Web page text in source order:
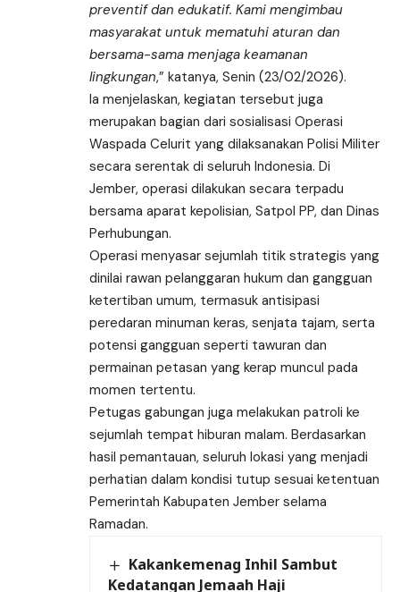
preventif dan edukatif. Kami mengimbau
masyarakat untuk mematuhi aturan dan
bersama-sama menjaga keamanan
lingkungan,” katanya, Senin (23/02/2026).
Ia menjelaskan, kegiatan tersebut juga
merupakan bagian dari sosialisasi Operasi
Waspada Celurit yang dilaksanakan Polisi Militer
secara serentak di seluruh Indonesia. Di
Jember, operasi dilakukan secara terpadu
bersama aparat kepolisian, Satpol PP, dan Dinas
Perhubungan.
Operasi menyasar sejumlah titik strategis yang
dinilai rawan pelanggaran hukum dan gangguan
ketertiban umum, termasuk antisipasi
peredaran minuman keras, senjata tajam, serta
potensi gangguan seperti tawuran dan
permainan petasan yang kerap muncul pada
momen tertentu.
Petugas gabungan juga melakukan patroli ke
sejumlah tempat hiburan malam. Berdasarkan
hasil pemantauan, seluruh lokasi yang menjadi
perhatian dalam kondisi tutup sesuai ketentuan
Pemerintah Kabupaten Jember selama
Ramadan.
Kakankemenag Inhil Sambut
Kedatangan Jemaah Haji